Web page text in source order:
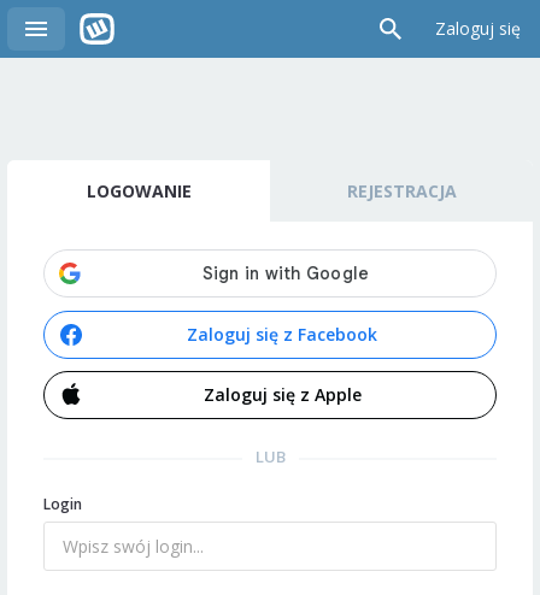
Zaloguj się
LOGOWANIE REJESTRACJA
Zaloguj się z Facebook
Zaloguj się z Apple
LUB
Login